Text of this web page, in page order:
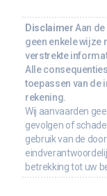
Disclaimer Aan
geen enkele wijze
verstrekte
Alle
toepassen van de
rekening.
Wij aanvaarden
gevolgen of
gebruik van de
betrekking tot uw